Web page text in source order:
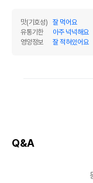
맛(기호성)
잘 먹어요
유통기한
아주 넉넉해요
영양정보
잘 적혀있어요
Q&A